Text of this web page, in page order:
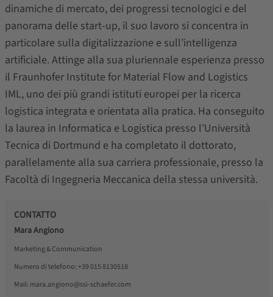
dinamiche di mercato, dei progressi tecnologici e del
panorama delle start-up, il suo lavoro si concentra in
particolare sulla digitalizzazione e sull’intelligenza
artificiale. Attinge alla sua pluriennale esperienza presso
il Fraunhofer Institute for Material Flow and Logistics
IML, uno dei più grandi istituti europei per la ricerca
logistica integrata e orientata alla pratica. Ha conseguito
la laurea in Informatica e Logistica presso l’Università
Tecnica di Dortmund e ha completato il dottorato,
parallelamente alla sua carriera professionale, presso la
Facoltà di Ingegneria Meccanica della stessa università.
CONTATTO
Mara Angiono
Marketing & Communication
Numero di telefono: +39 015 8130518
Mail: mara.angiono@ssi-schaefer.com